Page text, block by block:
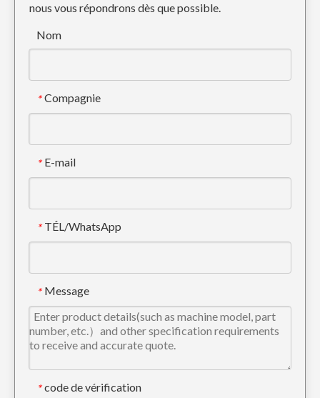
Seau squelette noir ODM pour Sany215
nous vous répondrons dès que possible.
Nom
* Compagnie
* E-mail
* TÉL/WhatsApp
* Message
* code de vérification